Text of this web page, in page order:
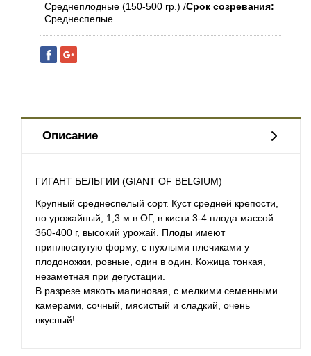
Среднеплодные (150-500 гр.) Срок созревания
Среднеспелые
Описание
ГИГАНТ БЕЛЬГИИ (GIANT OF BELGIUM)
Крупный среднеспелый сорт. Куст средней крепости,
но урожайный, 1,3 м в ОГ, в кисти 3-4 плода массой
360-400 г, высокий урожай. Плоды имеют
приплюснутую форму, с пухлыми плечиками у
плодоножки, ровные, один в один. Кожица тонкая,
незаметная при дегустации.
В разрезе мякоть малиновая, с мелкими семенными
камерами, сочный, мясистый и сладкий, очень
вкусный!